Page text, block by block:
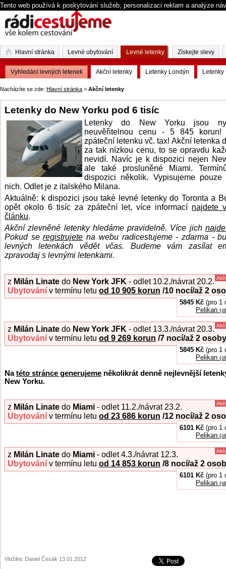
Tento web používá k poskytování služeb, personalizaci reklam a analýze
Nacházíte se zde: Hlavní stránka > Akční letenky
Letenky do New Yorku pod 6 tisíc
Letenky do New Yorku jsou
neuvěřitelnou cenu - 5 845
zpáteční letenku vč. tax! Akční letenka
za tak nízkou cenu, to se opravdu
nevidí. Navíc je k dispozici nejen
ale také prosluněné Miami.
dispozici několik. Vypisujeme
nich. Odlet je z italského Milana.
Aktuálně: k dispozici jsou také levné letenky do Toronta a
opět okolo 6 tisíc za zpáteční let, více informací najdete
článku.
Akční zlevněné letenky hledáme pravidelně. Více jich
Pokud seregistrujete na webu radicestujeme - zdarma -
levných letenkách vědět včas. Budeme vám zasílat
zpravodaj s levnými letenkami.
z Milán Linate do New York JFK - odlet 10.2./návrat 20.2.
Ubytování v termínu letu od 10 905 korun /10 nocí/až 2
5845 Kč (pro 1
Pelikan
z Milán Linate do New York JFK - odlet 13.3./návrat 20.3.
Ubytování v termínu letu od 9 269 korun /7 nocí/až 2 osoby
5845 Kč (pro 1
Pelikan
Natéto stránce generujeme několikrát denně nejlevnější
New Yorku.
z Milán Linate do Miami - odlet 11.2./návrat 23.2.
Ubytování v termínu letu od 23 686 korun /12 nocí/až 2
6101 Kč (pro 1
Pelikan
z Milán Linate do Miami - odlet 4.3./návrat 12.3.
Ubytování v termínu letu od 14 853 korun /8 nocí/až 2
6101 Kč (pro 1
Pelikan
Vložil/a: Daniel Česák 13.01.2012
Hlavní stránka Levné ubytování Levné letenky
Vyhledání levných letenek Akční letenky Letenky Londýn Letenky
Získejte slevy